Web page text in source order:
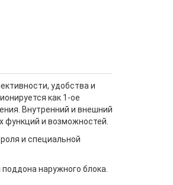
удобства и
как 1-ое
Внутренний и внешний
функций и возможностей.
и специальной
наружного блока.